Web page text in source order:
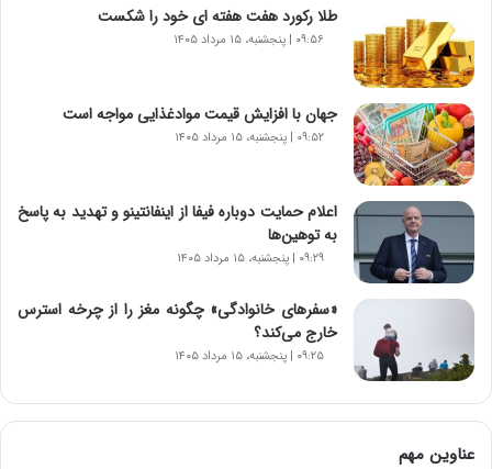
د
ا
ی
ر
ا
ن‌
و
ر
و
ب
ا
ی
ت
و
ل
طلا رکورد هفت هفته ای خود را شکست
۰۹:۵۶ | پنجشنبه، ۱۵ مرداد ۱۴۰۵
جهان با افزایش قیمت موادغذایی مواجه است
۰۹:۵۲ | پنجشنبه، ۱۵ مرداد ۱۴۰۵
اعلام حمایت دوباره فیفا از اینفانتینو و تهدید به پاسخ
به توهین‌ها
۰۹:۲۹ | پنجشنبه، ۱۵ مرداد ۱۴۰۵
«سفرهای خانوادگی» چگونه مغز را از چرخه استرس
خارج می‌کند؟
۰۹:۲۵ | پنجشنبه، ۱۵ مرداد ۱۴۰۵
عناوین مهم